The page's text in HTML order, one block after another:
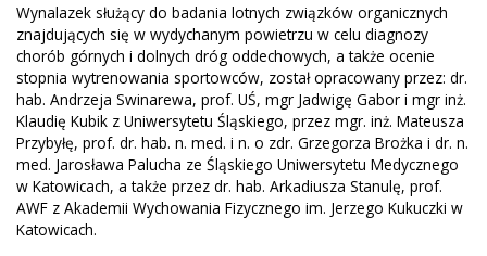
Wynalazek służący do badania lotnych związków organicznych
znajdujących się w wydychanym powietrzu w celu diagnozy
chorób górnych i dolnych dróg oddechowych, a także ocenie
stopnia wytrenowania sportowców, został opracowany przez: dr.
hab. Andrzeja Swinarewa, prof. UŚ, mgr Jadwigę Gabor i mgr inż.
Klaudię Kubik z Uniwersytetu Śląskiego, przez mgr. inż. Mateusza
Przybyłę, prof. dr. hab. n. med. i n. o zdr. Grzegorza Brożka i dr. n.
med. Jarosława Palucha ze Śląskiego Uniwersytetu Medycznego
w Katowicach, a także przez dr. hab. Arkadiusza Stanulę, prof.
AWF z Akademii Wychowania Fizycznego im. Jerzego Kukuczki w
Katowicach.